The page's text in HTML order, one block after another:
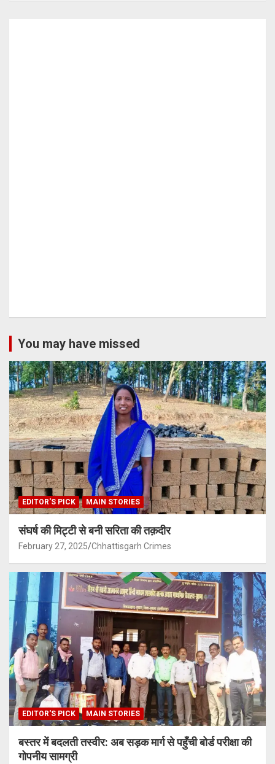
You may have missed
EDITOR'S PICK MAIN STORIES
संघर्ष की मिट्टी से बनी सरिता की तक़दीर
February 27, 2025 Chhattisgarh Crimes
EDITOR'S PICK MAIN STORIES
बस्तर में बदलती तस्वीर: अब सड़क मार्ग से पहुँची बोर्ड परीक्षा की
गोपनीय सामग्री